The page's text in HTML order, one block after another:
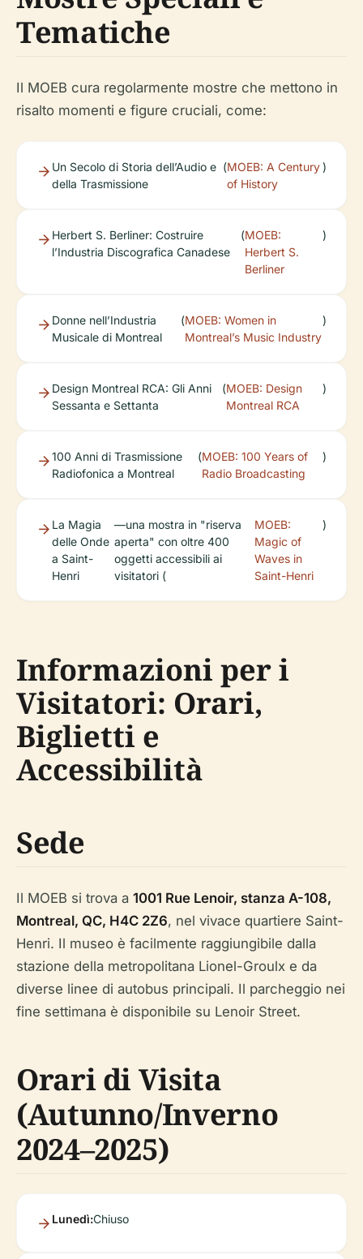
Tematiche
Il MOEB cura regolarmente mostre che mettono in
risalto momenti e figure cruciali, come:
Un Secolo di Storia dell’Audio e
della Trasmissione
(MOEB: A Century
of History
)
Herbert S. Berliner: Costruire
l’Industria Discografica Canadese
(MOEB:
Herbert S.
Berliner
)
Donne nell’Industria
Musicale di Montreal
(MOEB: Women in
Montreal’s Music Industry
)
Design Montreal RCA: Gli Anni
Sessanta e Settanta
(MOEB: Design
Montreal RCA
)
100 Anni di Trasmissione
Radiofonica a Montreal
(MOEB: 100 Years of
Radio Broadcasting
)
La Magia
delle Onde
a Saint-
Henri
—una mostra in "riserva
aperta" con oltre 400
oggetti accessibili ai
visitatori (
MOEB:
Magic of
Waves in
Saint-Henri
)
Informazioni per i
Visitatori: Orari,
Biglietti e
Accessibilità
Sede
Il MOEB si trova a 1001 Rue Lenoir, stanza A-108,
Montreal, QC, H4C 2Z6, nel vivace quartiere Saint-
Henri. Il museo è facilmente raggiungibile dalla
stazione della metropolitana Lionel-Groulx e da
diverse linee di autobus principali. Il parcheggio nei
fine settimana è disponibile su Lenoir Street.
Orari di Visita
(Autunno/Inverno
2024–2025)
Lunedì:Chiuso